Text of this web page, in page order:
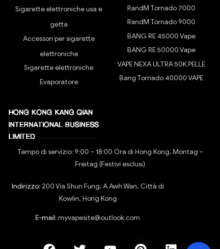
Sigarette elettroniche usa e
getta
Accessori per sigarette
elettroniche
Sigarette elettroniche
Evaporatore
RandM Tornado 7000
RandM Tornado 9000
BANG RE 45000 Vape
BANG RE 50000 Vape
VAPE NEXA ULTRA 50K PELLE
Bang Tornado 40000 VAPE
Tempo di servizio: 9:00 – 18:00 Ora di Hong Kong, Montag –
Freitag (Festivi esclusi)
Indirizzo: 200 Via Shun Fung, A Awh Wan, Città di
Kowlin, Hong Kong
E-mail: myvapesite@outlook.com